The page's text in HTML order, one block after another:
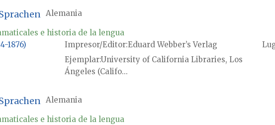
Alemania
e historia de la lengua
1876) Impresor/Editor Eduard Webber’s Verlag
EjemplarUniversity of California Libraries, Los
Ángeles (Califo...
Alemania
e historia de la lengua